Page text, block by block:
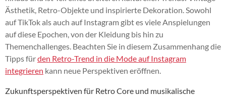
Ästhetik, Retro-Objekte und inspirierte Dekoration. Sowohl
auf TikTok als auch auf Instagram gibt es viele Anspielungen
auf diese Epochen, von der Kleidung bis hin zu
Themenchallenges. Beachten Sie in diesem Zusammenhang die
Tipps fürden Retro-Trend in die Mode auf Instagram
integrieren kann neue Perspektiven eröffnen.
Zukunftsperspektiven für Retro Core und musikalische